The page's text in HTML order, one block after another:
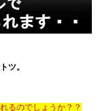
ツ。
るのでしょうか？？